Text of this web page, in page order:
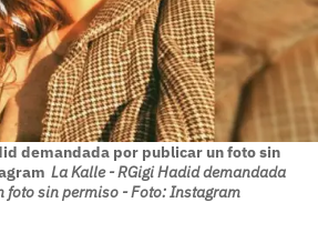
demandada por publicar un foto sin
La Kalle - RGigi Hadid demandada
foto sin permiso - Foto: Instagram